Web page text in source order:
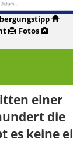
Fotos
einer
die
es keine